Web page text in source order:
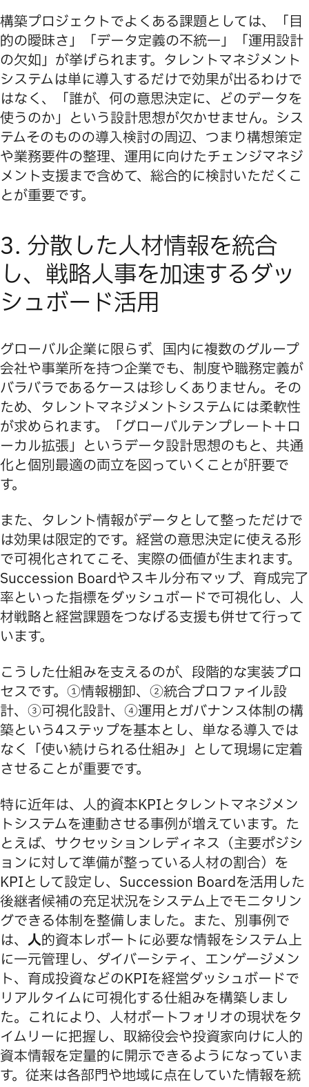
構築プロジェクトでよくある課題としては、「目
的の曖昧さ」「データ定義の不統一」「運用設計
の欠如」が挙げられます。タレントマネジメント
システムは単に導入するだけで効果が出るわけで
はなく、「誰が、何の意思決定に、どのデータを
使うのか」という設計思想が欠かせません。シス
テムそのものの導入検討の周辺、つまり構想策定
や業務要件の整理、運用に向けたチェンジマネジ
メント支援まで含めて、総合的に検討いただくこ
とが重要です。
3. 分散した人材情報を統合
し、戦略人事を加速するダッ
シュボード活用
グローバル企業に限らず、国内に複数のグループ
会社や事業所を持つ企業でも、制度や職務定義が
バラバラであるケースは珍しくありません。その
ため、タレントマネジメントシステムには柔軟性
が求められます。「グローバルテンプレート＋ロ
ーカル拡張」というデータ設計思想のもと、共通
化と個別最適の両立を図っていくことが肝要で
す。
また、タレント情報がデータとして整っただけで
は効果は限定的です。経営の意思決定に使える形
で可視化されてこそ、実際の価値が生まれます。
Succession Boardやスキル分布マップ、育成完了
率といった指標をダッシュボードで可視化し、人
材戦略と経営課題をつなげる支援も併せて行って
います。
こうした仕組みを支えるのが、段階的な実装プロ
セスです。①情報棚卸、②統合プロファイル設
計、③可視化設計、④運用とガバナンス体制の構
築という4ステップを基本とし、単なる導入では
なく「使い続けられる仕組み」として現場に定着
させることが重要です。
特に近年は、人的資本KPIとタレントマネジメン
トシステムを連動させる事例が増えています。た
とえば、サクセッションレディネス（主要ポジシ
ョンに対して準備が整っている人材の割合）を
KPIとして設定し、Succession Boardを活用した
後継者候補の充足状況をシステム上でモニタリン
グできる体制を整備しました。また、別事例で
は、 人的資本レポートに必要な情報をシステム上
に一元管理し、ダイバーシティ、エンゲージメン
ト、育成投資などのKPIを経営ダッシュボードで
リアルタイムに可視化する仕組みを構築しまし
た。これにより、人材ポートフォリオの現状をタ
イムリーに把握し、取締役会や投資家向けに人的
資本情報を定量的に開示できるようになっていま
す。従来は各部門や地域に点在していた情報を統